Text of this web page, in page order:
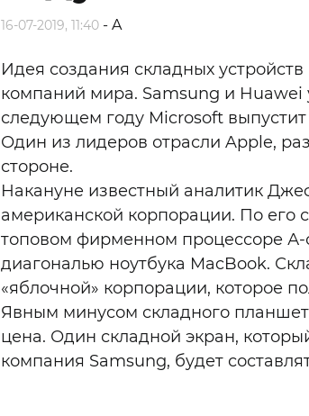
16-07-2019, 11:40 -A
Идея создания складных
компаний мира. Samsung и Huawei
следующем году Microsoft
Один из лидеров отрасли Apple,
стороне.
Накануне известный аналитик
американской корпорации. По его
топовом фирменном процессоре А-
диагональю ноутбука MacBook.
«яблочной» корпорации, которое
Явным минусом складного
цена. Один складной экран,
компания Samsung, будет